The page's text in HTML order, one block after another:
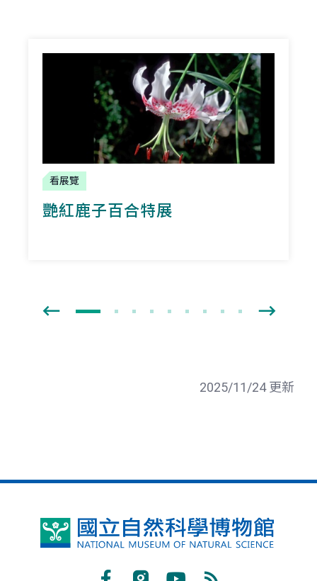
看展覽
艷紅鹿子百合特展
2025/11/24 更新
國